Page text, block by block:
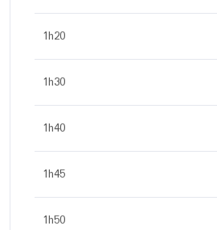
1h20
1h30
1h40
1h45
1h50